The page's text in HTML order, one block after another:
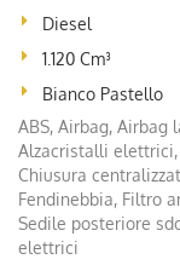
Diesel
1.120 Cm³
Bianco Pastello
ABS, Airbag, Airbag
Alzacristalli elettrici,
Chiusura
Fendinebbia, Filtro
Sedile posteriore
elettrici